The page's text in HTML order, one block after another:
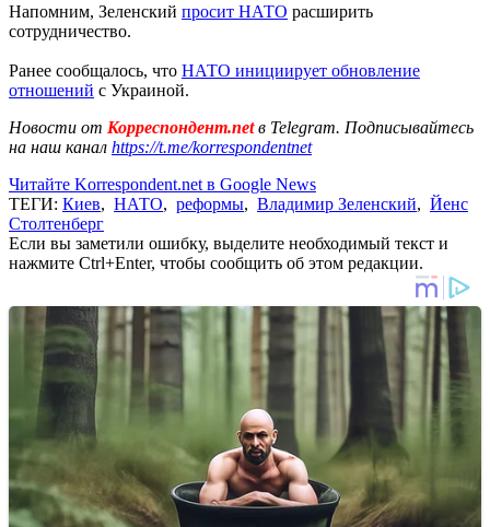
Напомним, Зеленский просит НАТО расширить
сотрудничество.
Ранее сообщалось, что НАТО инициирует обновление
отношений с Украиной.
Новости от Корреспондент.netв Telegram. Подписывайтесь
на наш канал https://t.me/korrespondentnet
Читайте Korrespondent.net в Google News
ТЕГИ: Киев, НАТО, реформы, Владимир Зеленский, Йенс
Столтенберг
Если вы заметили ошибку, выделите необходимый текст и
нажмите Ctrl+Enter, чтобы сообщить об этом редакции.